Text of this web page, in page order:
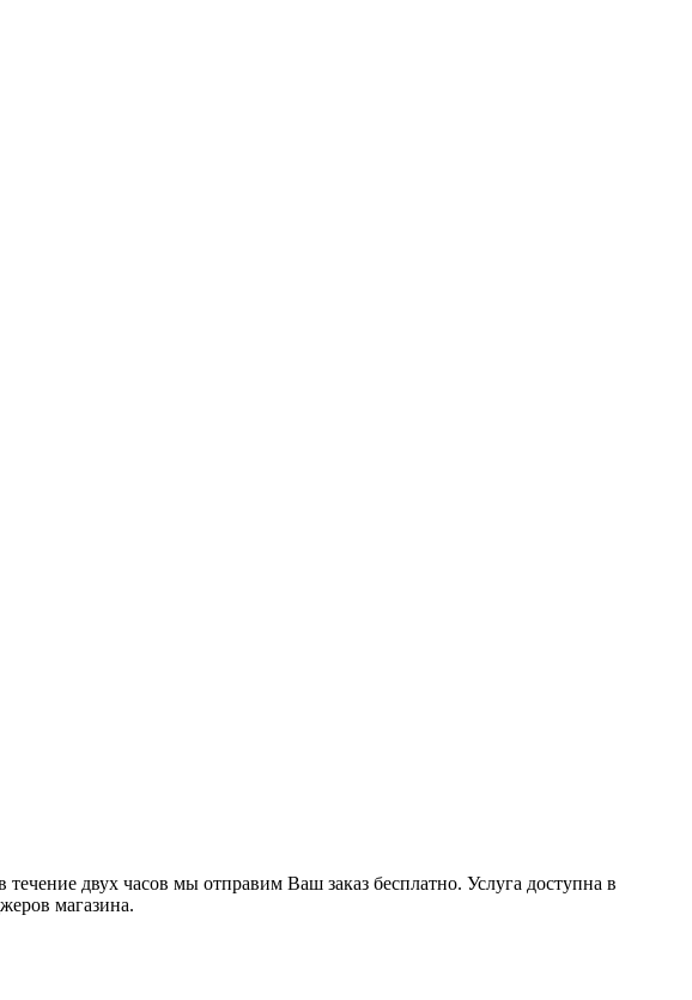
двух часов мы отправим Ваш заказ бесплатно. Услуга доступна в
магазина.